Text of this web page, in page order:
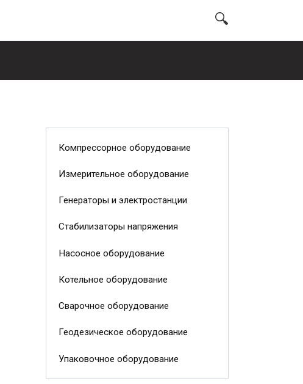
Компрессорное оборудование
Измерительное оборудование
Генераторы и электростанции
Стабилизаторы напряжения
Насосное оборудование
Котельное оборудование
Сварочное оборудование
Геодезическое оборудование
Упаковочное оборудование